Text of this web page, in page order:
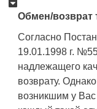
Обмен/возврат
Согласно
19.01.1998 г.
надлежащего
возврату.
возникшим у